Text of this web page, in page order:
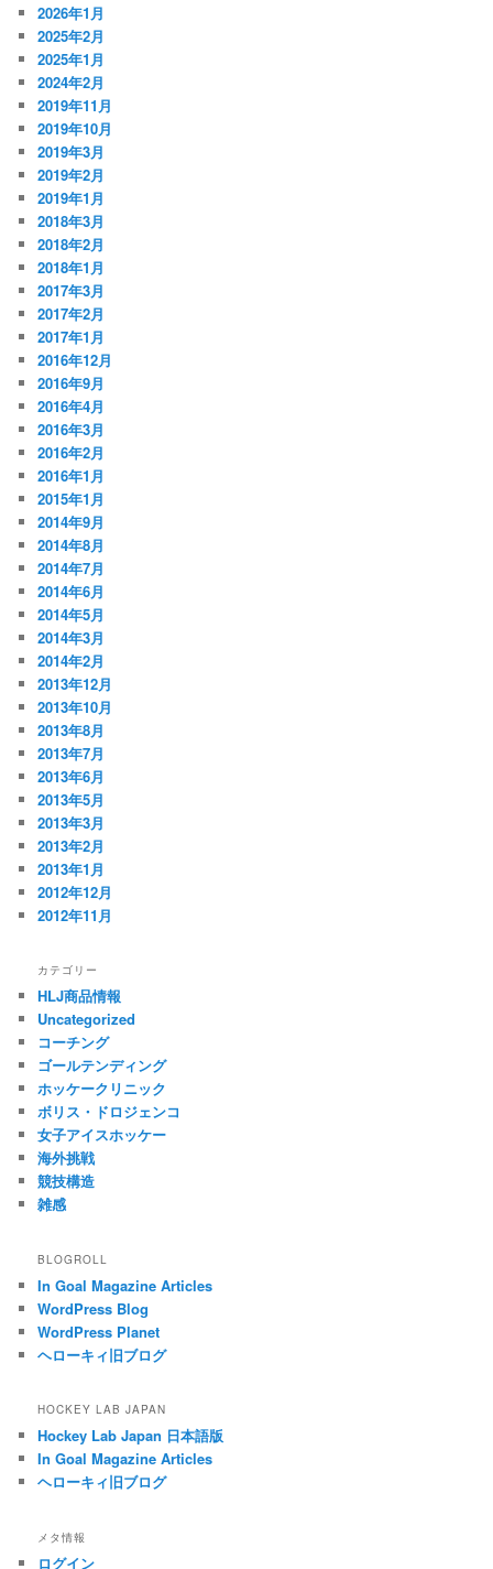
2026年1月
2025年2月
2025年1月
2024年2月
2019年11月
2019年10月
2019年3月
2019年2月
2019年1月
2018年3月
2018年2月
2018年1月
2017年3月
2017年2月
2017年1月
2016年12月
2016年9月
2016年4月
2016年3月
2016年2月
2016年1月
2015年1月
2014年9月
2014年8月
2014年7月
2014年6月
2014年5月
2014年3月
2014年2月
2013年12月
2013年10月
2013年8月
2013年7月
2013年6月
2013年5月
2013年3月
2013年2月
2013年1月
2012年12月
2012年11月
カテゴリー
HLJ商品情報
Uncategorized
コーチング
ゴールテンディング
ホッケークリニック
ボリス・ドロジェンコ
女子アイスホッケー
海外挑戦
競技構造
雑感
BLOGROLL
In Goal Magazine Articles
WordPress Blog
WordPress Planet
ヘローキィ旧ブログ
HOCKEY LAB JAPAN
Hockey Lab Japan 日本語版
In Goal Magazine Articles
ヘローキィ旧ブログ
メタ情報
ログイン